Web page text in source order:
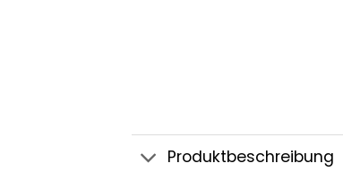
Produktbeschreibung